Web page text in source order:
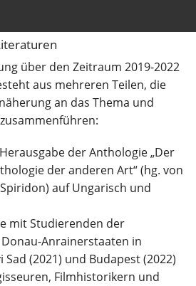
an der Donau.
über den Zeitraum 2019-2022
aus mehreren Teilen, die
an das Thema und
der Anthologie „Der
der anderen Art“ (hg. von
auf Ungarisch und
mit Studierenden der
Anrainerstaaten in
Sad (2021) und Budapest (2022)
Filmhistorikern und